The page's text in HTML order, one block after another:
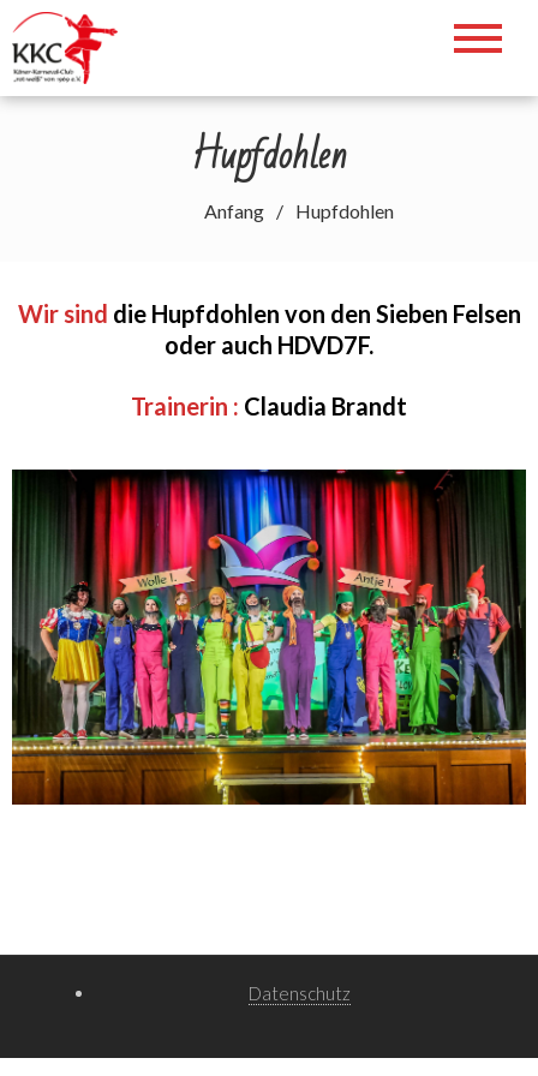
Zum
Inhalt
springen
Willkommen auf der Webseite des
KKC. Helau!!!
Hupfdohlen
Anfang Hupfdohlen
Wir sind die Hupfdohlen von den Sieben Felsen
oder auch HDVD7F.
Trainerin : Claudia Brandt
Datenschutz